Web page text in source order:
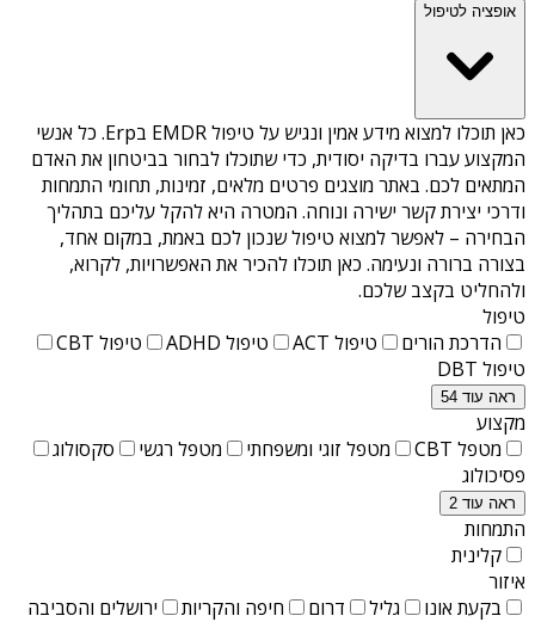
אופציה לטיפול
כאן תוכלו למצוא מידע אמין ונגיש על טיפול EMDR בErp
. כל אנשי
המקצוע עברו בדיקה יסודית, כדי שתוכלו לבחור בביטחון את האדם
המתאים לכם. באתר מוצגים פרטים מלאים, זמינות, תחומי התמחות
ודרכי יצירת קשר ישירה ונוחה. המטרה היא להקל עליכם בתהליך
הבחירה – לאפשר למצוא טיפול שנכון לכם באמת, במקום אחד,
בצורה ברורה ונעימה. כאן תוכלו להכיר את האפשרויות, לקרוא,
ולהחליט בקצב שלכם.
טיפול
הדרכת הורים
טיפול ACT טיפול ADHD
טיפול CBT
טיפול DBT
ראה עוד 54
מקצוע
מטפל CBT
מטפל זוגי ומשפחתי מטפל רגשי
סקסולוג
פסיכולוג
ראה עוד 2
התמחות
קלינית
איזור
בקעת אונו
גליל דרום חיפה והקריות ירושלים והסביבה